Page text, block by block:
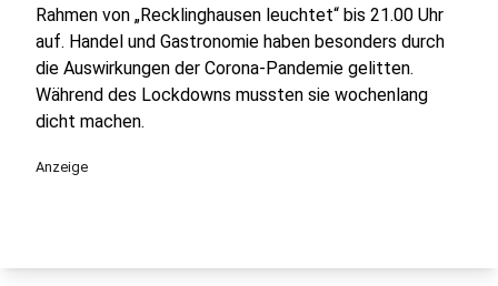
Rahmen von „Recklinghausen leuchtet“ bis 21.00 Uhr
auf. Handel und Gastronomie haben besonders durch
die Auswirkungen der Corona-Pandemie gelitten.
Während des Lockdowns mussten sie wochenlang
dicht machen.
Anzeige